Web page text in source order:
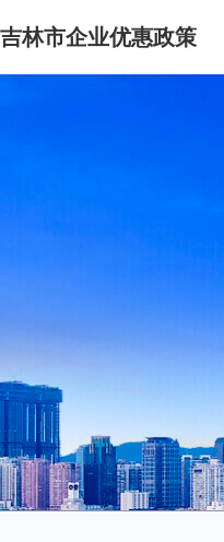
吉林市企业优惠政策